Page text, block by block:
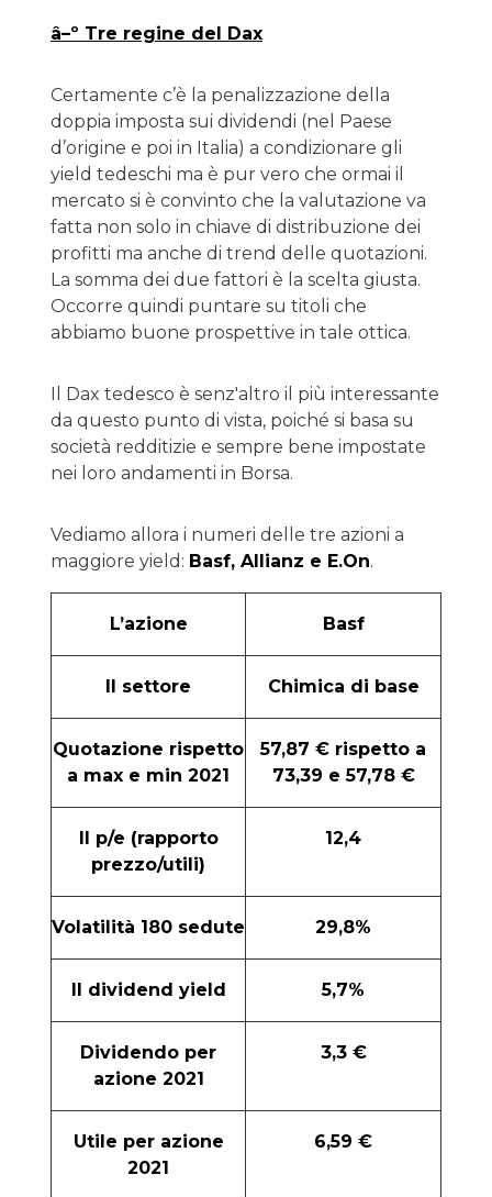
â–º Tre regine del Dax
Certamente c’è la penalizzazione della
doppia imposta sui dividendi (nel Paese
d’origine e poi in Italia) a condizionare gli
yield tedeschi ma è pur vero che ormai il
mercato si è convinto che la valutazione va
fatta non solo in chiave di distribuzione dei
profitti ma anche di trend delle quotazioni.
La somma dei due fattori è la scelta giusta.
Occorre quindi puntare su titoli che
abbiamo buone prospettive in tale ottica.
Il Dax tedesco è senz'altro il più interessante
da questo punto di vista, poiché si basa su
società redditizie e sempre bene impostate
nei loro andamenti in Borsa.
Vediamo allora i numeri delle tre azioni a
maggiore yield: Basf, Allianz e E.On.
L’azione Basf
Il settore Chimica di base
Quotazione rispetto
a max e min 2021
57,87 € rispetto a
73,39 e 57,78 €
Il p/e (rapporto
prezzo/utili)
12,4
Volatilità 180 sedute 29,8%
Il dividend yield 5,7%
Dividendo per
azione 2021
3,3 €
Utile per azione
2021
6,59 €